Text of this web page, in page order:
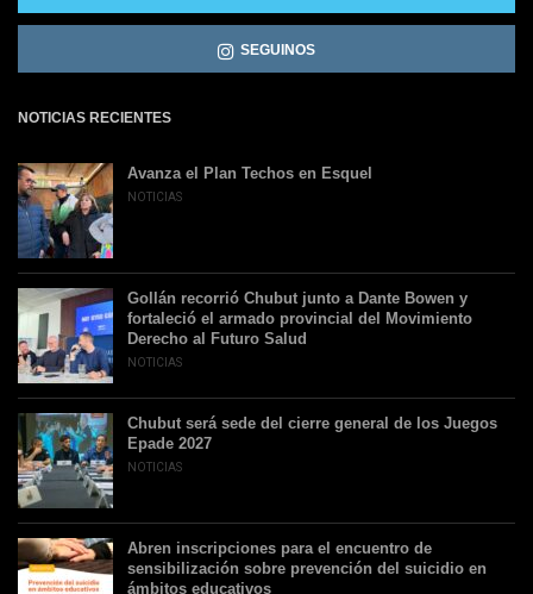
SEGUINOS
NOTICIAS RECIENTES
Avanza el Plan Techos en Esquel
NOTICIAS
Gollán recorrió Chubut junto a Dante Bowen y
fortaleció el armado provincial del Movimiento
Derecho al Futuro Salud
NOTICIAS
Chubut será sede del cierre general de los Juegos
Epade 2027
NOTICIAS
Abren inscripciones para el encuentro de
sensibilización sobre prevención del suicidio en
ámbitos educativos